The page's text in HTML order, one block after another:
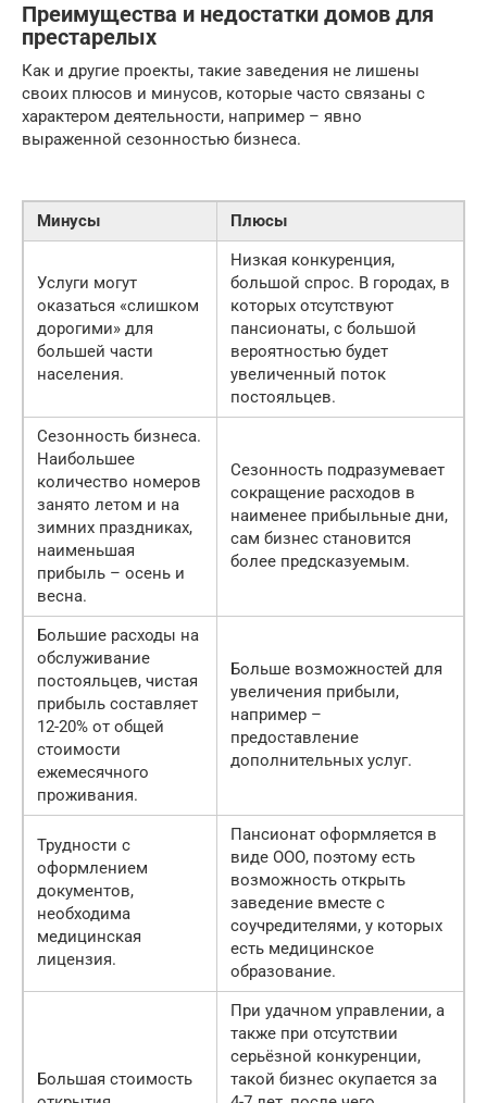
Преимущества и недостатки домов для
престарелых
Как и другие проекты, такие заведения не лишены
своих плюсов и минусов, которые часто связаны с
характером деятельности, например – явно
выраженной сезонностью бизнеса.
Минусы Плюсы
Услуги могут
оказаться «слишком
дорогими» для
большей части
населения.
Низкая конкуренция,
большой спрос. В городах, в
которых отсутствуют
пансионаты, с большой
вероятностью будет
увеличенный поток
постояльцев.
Сезонность бизнеса.
Наибольшее
количество номеров
занято летом и на
зимних праздниках,
наименьшая
прибыль – осень и
весна.
Сезонность подразумевает
сокращение расходов в
наименее прибыльные дни,
сам бизнес становится
более предсказуемым.
Большие расходы на
обслуживание
постояльцев, чистая
прибыль составляет
12-20% от общей
стоимости
ежемесячного
проживания.
Больше возможностей для
увеличения прибыли,
например –
предоставление
дополнительных услуг.
Трудности с
оформлением
документов,
необходима
медицинская
лицензия.
Пансионат оформляется в
виде ООО, поэтому есть
возможность открыть
заведение вместе с
соучредителями, у которых
есть медицинское
образование.
Большая стоимость
При удачном управлении, а
также при отсутствии
серьёзной конкуренции,
такой бизнес окупается за